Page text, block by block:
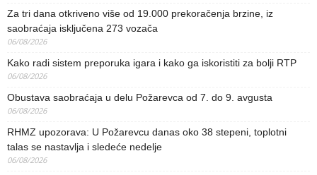
Za tri dana otkriveno više od 19.000 prekoračenja brzine, iz
saobraćaja isključena 273 vozača
06/08/2026
Kako radi sistem preporuka igara i kako ga iskoristiti za bolji RTP
06/08/2026
Obustava saobraćaja u delu Požarevca od 7. do 9. avgusta
06/08/2026
RHMZ upozorava: U Požarevcu danas oko 38 stepeni, toplotni
talas se nastavlja i sledeće nedelje
06/08/2026